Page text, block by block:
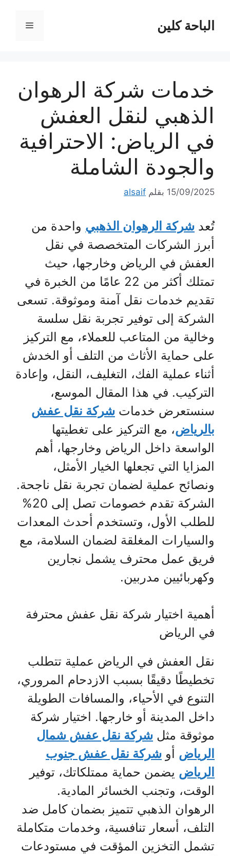
المحتوىالباحة كلين القائمة
خدمات شركة الرهوان
الذهبي لنقل العفش
في الرياض: الاحترافية
والجودة الشاملة
15/09/2025 بقلم alsaif
تُعد شركة الرهوان الذهبي واحدة من
أبرز الشركات المتخصصة في نقل
العفش في الرياض وخارجها، حيث
تمتلك أكثر من 22 عامًا من الخبرة في
تقديم خدمات نقل آمنة وموثوقة. تسعى
الشركة إلى توفير تجربة نقل سلسة
وخالية من المتاعب للعملاء، مع التركيز
على حماية الأثاث من التلف أو الخدش
أثناء عملية الفك، التغليف، النقل، وإعادة
التركيب. في هذا المقال الموسع،
سنستعرض خدمات شركة نقل عفش
بالرياض، مع التركيز على تغطيتها
الواسعة داخل الرياض وخارجها، أهم
المزايا التي تجعلها الخيار الأمثل،
ونصائح عملية لضمان تجربة نقل ناجحة.
الشركة تقدم خصومات تصل إلى 20%
للطلب الأول، وتستخدم أحدث المعدات
والسيارات المغلقة لضمان السلامة، مع
فريق عمل محترف يشمل نجارين
وكهربائيين مدربين.
أهمية اختيار شركة نقل عفش محترفة
في الرياض
نقل العفش في الرياض عملية تتطلب
تخطيطًا دقيقًا بسبب الازدحام المروري،
التنوع في الأحياء، والمسافات الطويلة
داخل المدينة أو خارجها. اختيار شركة
موثوقة مثل شركة نقل عفش شمال
الرياض أو شركة نقل عفش جنوب
الرياض يضمن حماية ممتلكاتك، توفير
الوقت، وتجنب الخسائر المادية.
الرهوان الذهبي تتميز بضمان كامل ضد
التلف، أسعار تنافسية، وخدمات متكاملة
تشمل التخزين المؤقت في مستودعات